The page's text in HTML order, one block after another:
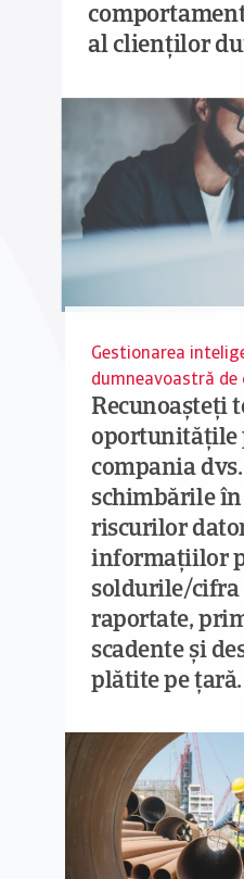
al clienților
Gestionarea
dumneavoastră de
Recunoașteți
oportunitățile
compania
schimbările
riscurilor
informațiilor
soldurile/cifra
raportate,
scadente și
plătite pe țară.